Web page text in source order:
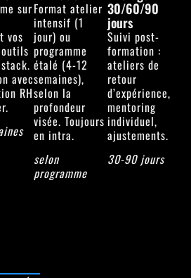
sur
vos
avec
RH
Format atelier
intensif (1
jour) ou
programme
étalé (4-12
semaines),
selon la
profondeur
visée. Toujours
en intra.
selon
programme
30/60/90
jours
Suivi post-
formation :
ateliers de
retour
d’expérience,
mentoring
individuel,
ajustements.
30-90 jours